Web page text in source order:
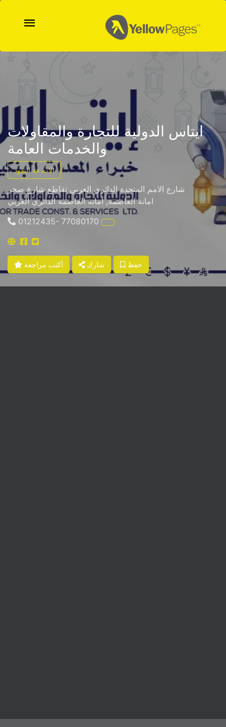
ايتاس الدولية للتجارة والمقاولات
والخدمات العامة
الات عد النقود
شارع الامم المتحدة الدائري الغربي تقاطع شارع صخر
امانة العاصمة, أمانة العاصمة الدائري الغربي
01212435- 77080170
أكتب مراجعة شارك حفظ